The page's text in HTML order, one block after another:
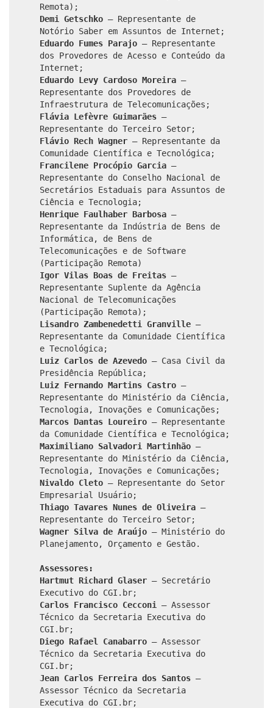
Remota);
Demi Getschko – Representante de
Notório Saber em Assuntos de Internet;
Eduardo Fumes Parajo – Representante
dos Provedores de Acesso e Conteúdo da
Internet;
Eduardo Levy Cardoso Moreira –
Representante dos Provedores de
Infraestrutura de Telecomunicações;
Flávia Lefèvre Guimarães –
Representante do Terceiro Setor;
Flávio Rech Wagner – Representante da
Comunidade Científica e Tecnológica;
Francilene Procópio Garcia –
Representante do Conselho Nacional de
Secretários Estaduais para Assuntos de
Ciência e Tecnologia;
Henrique Faulhaber Barbosa –
Representante da Indústria de Bens de
Informática, de Bens de
Telecomunicações e de Software
(Participação Remota)
Igor Vilas Boas de Freitas –
Representante Suplente da Agência
Nacional de Telecomunicações
(Participação Remota);
Lisandro Zambenedetti Granville –
Representante da Comunidade Científica
e Tecnológica;
Luiz Carlos de Azevedo – Casa Civil da
Presidência República;
Luiz Fernando Martins Castro –
Representante do Ministério da Ciência,
Tecnologia, Inovações e Comunicações;
Marcos Dantas Loureiro – Representante
da Comunidade Científica e Tecnológica;
Maximiliano Salvadori Martinhão –
Representante do Ministério da Ciência,
Tecnologia, Inovações e Comunicações;
Nivaldo Cleto – Representante do Setor
Empresarial Usuário;
Thiago Tavares Nunes de Oliveira –
Representante do Terceiro Setor;
Wagner Silva de Araújo – Ministério do
Planejamento, Orçamento e Gestão.
Assessores:
Hartmut Richard Glaser – Secretário
Executivo do CGI.br;
Carlos Francisco Cecconi
– Assessor
Técnico da Secretaria Executiva do
CGI.br;
Diego Rafael Canabarro – Assessor
Técnico da Secretaria Executiva do
CGI.br;
Jean Carlos Ferreira dos Santos –
Assessor Técnico da Secretaria
Executiva do CGI.br;